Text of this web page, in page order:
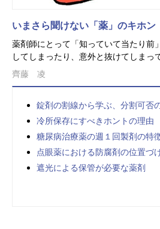
いまさら聞けない「薬」のキホン
薬剤師にとって「知っていて当たり前
してしまったり、意外と抜けてしまっ
齊藤 凌
錠剤の割線から学ぶ、分割可否
冷所保存にすべきホントの理由
糖尿病治療薬の週１回製剤の特
点眼薬における防腐剤の位置づ
遮光による保管が必要な薬剤